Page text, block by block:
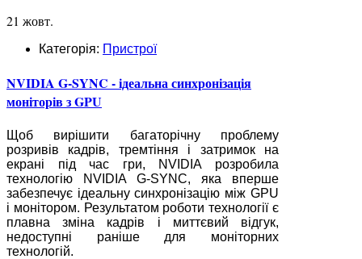
21 жовт.
Категорія: Пристрої
NVIDIA G-SYNC - ідеальна синхронізація
моніторів з GPU
Щоб вирішити багаторічну проблему
розривів кадрів, тремтіння і затримок на
екрані під час гри, NVIDIA розробила
технологію NVIDIA G-SYNC, яка вперше
забезпечує ідеальну синхронізацію між GPU
і монітором. Результатом роботи технології є
плавна зміна кадрів і миттєвий відгук,
недоступні раніше для моніторних
технологій.